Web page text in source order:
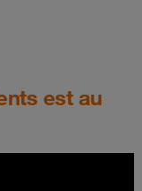
est au